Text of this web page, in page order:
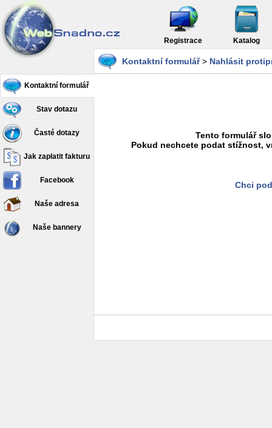
Registrace Katalog
Kontaktní formulář
Stav dotazu
Časté dotazy
Jak zaplatit fakturu
Facebook
Naše adresa
Naše bannery
Kontaktní formulář> Nahlásit
Tento formulář
Pokud nechcete podat stížnost,
Chci